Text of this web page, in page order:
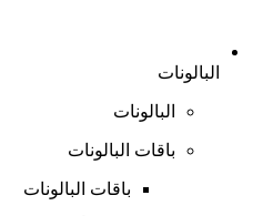
البالونات
البالونات
باقات البالونات
باقات البالونات